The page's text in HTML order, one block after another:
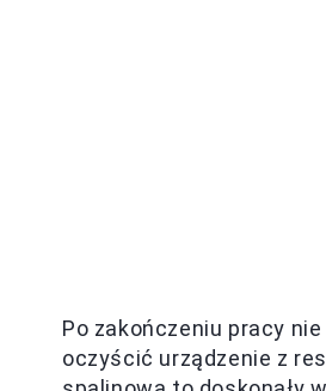
Po zakończeniu pracy
oczyścić urządzenie z